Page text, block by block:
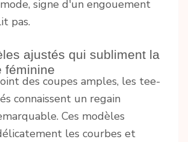
signe d'un engouement
pas.
ajustés qui subliment la
féminine
des coupes amples, les tee-
connaissent un regain
Ces modèles
les courbes et